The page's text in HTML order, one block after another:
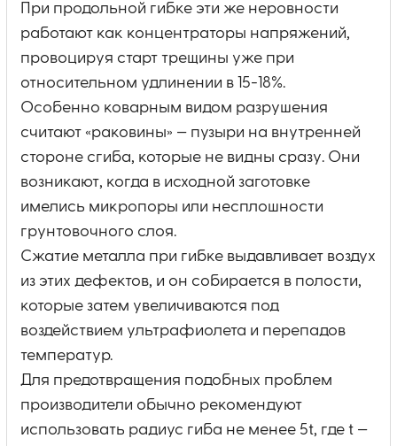
При продольной гибке эти же неровности
работают как концентраторы напряжений,
провоцируя старт трещины уже при
относительном удлинении в 15-18%.
Особенно коварным видом разрушения
считают «раковины» — пузыри на внутренней
стороне сгиба, которые не видны сразу. Они
возникают, когда в исходной заготовке
имелись микропоры или несплошности
грунтовочного слоя.
Сжатие металла при гибке выдавливает воздух
из этих дефектов, и он собирается в полости,
которые затем увеличиваются под
воздействием ультрафиолета и перепадов
температур.
Для предотвращения подобных проблем
производители обычно рекомендуют
использовать радиус гиба не менее 5t, где t —